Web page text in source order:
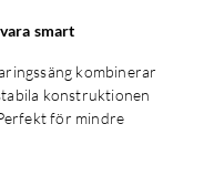
smart
kombinerar
konstruktionen
för mindre